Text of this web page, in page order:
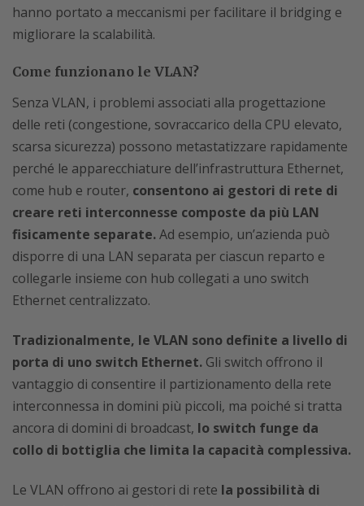
hanno portato a meccanismi per facilitare il bridging e
migliorare la scalabilità.
Come funzionano le VLAN?
Senza VLAN, i problemi associati alla progettazione
delle reti (congestione, sovraccarico della CPU elevato,
scarsa sicurezza) possono metastatizzare rapidamente
perché le apparecchiature dell’infrastruttura Ethernet,
come hub e router, consentono ai gestori di rete di
creare reti interconnesse composte da più LAN
fisicamente separate.Ad esempio, un’azienda può
disporre di una LAN separata per ciascun reparto e
collegarle insieme con hub collegati a uno switch
Ethernet centralizzato.
Tradizionalmente, le VLAN sono definite a livello di
porta di uno switch Ethernet. Gli switch offrono il
vantaggio di consentire il partizionamento della rete
interconnessa in domini più piccoli, ma poiché si tratta
ancora di domini di broadcast, lo switch funge da
collo di bottiglia che limita la capacità complessiva.
Le VLAN offrono ai gestori di rete la possibilità di